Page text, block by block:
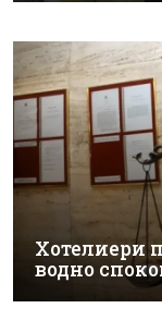
Хотелиери
водно